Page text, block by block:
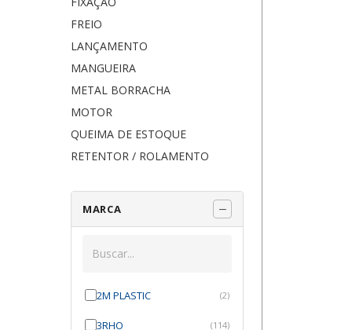
FREIO
LANÇAMENTO
MANGUEIRA
METAL BORRACHA
MOTOR
QUEIMA DE ESTOQUE
RETENTOR / ROLAMENTO
MARCA
2M PLASTIC (2)
3RHO (114)